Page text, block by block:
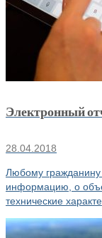
Электронный
28.04.2018
Любому
информацию, о
технические